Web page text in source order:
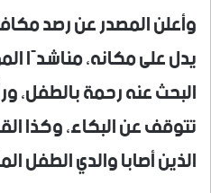
وأعلن المصدر عن رصد
يدل على مكانه، مناشدًا
البحث عنه رحمة بالطفل،
تتوقف عن البكاء، وكذا
الذين أصابا والدي الطفل